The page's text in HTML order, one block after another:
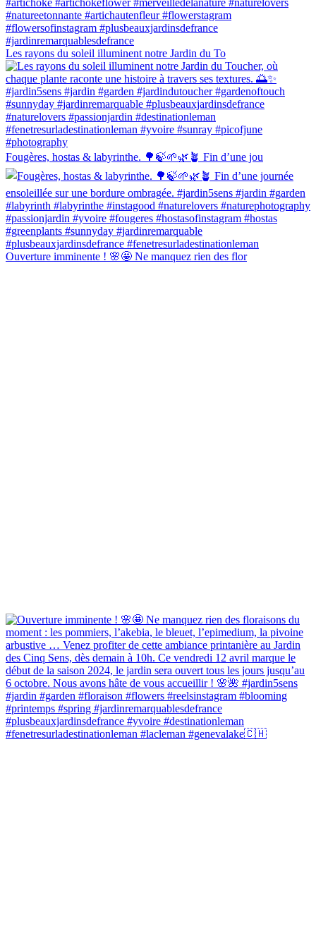
Les rayons du soleil illuminent notre Jardin du To
Fougères, hostas & labyrinthe. 🌳🍃🌱🌿🪴 Fin d’une jou
Ouverture imminente ! 🌸🤩 Ne manquez rien des flor